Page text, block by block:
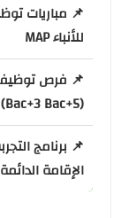
للأنباء MAP
(Bac+3 Bac+5)
الإقامة الدائمة